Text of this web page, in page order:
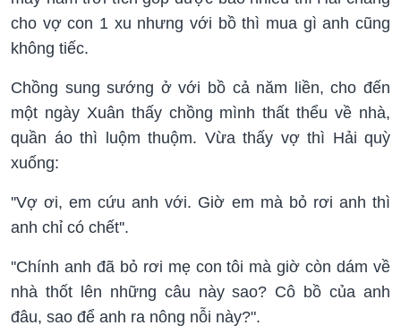
cho vợ con 1 xu nhưng với bồ thì mua gì anh cũng
không tiếc.
Chồng sung sướng ở với bồ cả năm liền, cho đến
một ngày Xuân thấy chồng mình thất thểu về nhà,
quần áo thì luộm thuộm. Vừa thấy vợ thì Hải quỳ
xuống:
''Vợ ơi, em cứu anh với. Giờ em mà bỏ rơi anh thì
anh chỉ có chết''.
''Chính anh đã bỏ rơi mẹ con tôi mà giờ còn dám về
nhà thốt lên những câu này sao? Cô bồ của anh
đâu, sao để anh ra nông nỗi này?".